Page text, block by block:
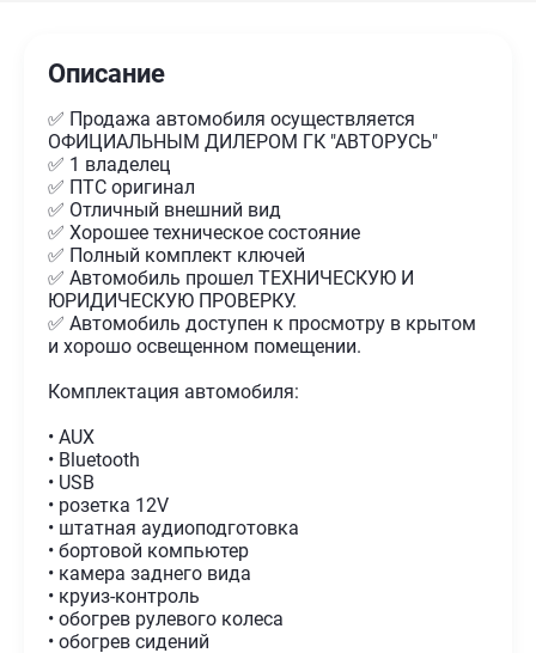
Описание
✅ Продажа автомобиля осуществляется
ОФИЦИАЛЬНЫМ ДИЛЕРОМ ГК "АВТОРУСЬ"
✅ 1 владелец
✅ ПТС оригинал
✅ Отличный внешний вид
✅ Хорошее техническое состояние
✅ Полный комплект ключей
✅ Автомобиль прошел ТЕХНИЧЕСКУЮ И
ЮРИДИЧЕСКУЮ ПРОВЕРКУ.
✅ Автомобиль доступен к просмотру в крытом
и хорошо освещенном помещении.
Комплектация автомобиля:
• AUX
• Bluetooth
• USB
• розетка 12V
• штатная аудиоподготовка
• бортовой компьютер
• камера заднего вида
• круиз-контроль
• обогрев рулевого колеса
• обогрев сидений